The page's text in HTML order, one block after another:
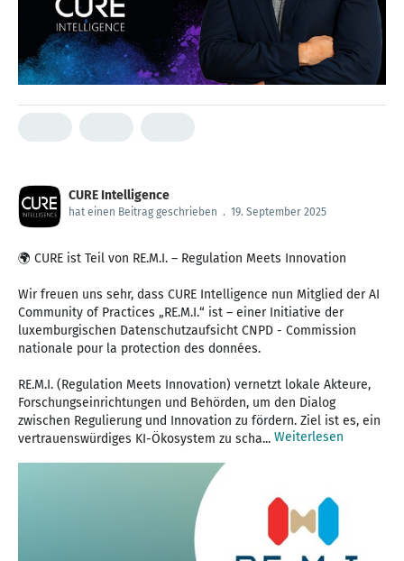
CURE Intelligence
hat einen Beitrag geschrieben . 19. September 2025
🌍 CURE ist Teil von RE.M.I. – Regulation Meets Innovation
Wir freuen uns sehr, dass CURE Intelligence nun Mitglied der AI
Community of Practices „RE.M.I.“ ist – einer Initiative der
luxemburgischen Datenschutzaufsicht CNPD - Commission
nationale pour la protection des données.
RE.M.I. (Regulation Meets Innovation) vernetzt lokale Akteure,
Forschungseinrichtungen und Behörden, um den Dialog
zwischen Regulierung und Innovation zu fördern. Ziel ist es, ein
vertrauenswürdiges KI-Ökosystem zu scha... Weiterlesen